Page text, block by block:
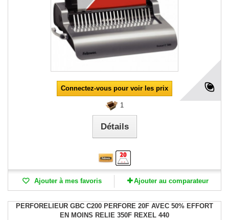
Connectez-vous pour voir les prix
1
Détails
Ajouter à mes favoris Ajouter au comparateur
PERFORELIEUR GBC C200 PERFORE 20F AVEC 50% EFFORT
EN MOINS RELIE 350F REXEL 440